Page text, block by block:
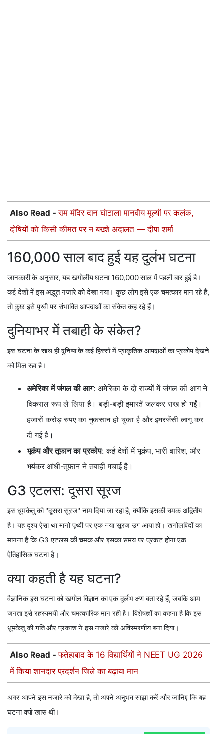
Also Read -राम मंदिर दान घोटाला मानवीय मूल्यों पर कलंक,
दोषियों को किसी कीमत पर न बख्शे अदालत — दीपा शर्मा
160,000 साल बाद हुई यह दुर्लभ घटना
जानकारी के अनुसार, यह खगोलीय घटना 160,000 साल में पहली बार हुई है।
कई देशों में इस अद्भुत नजारे को देखा गया। कुछ लोग इसे एक चमत्कार मान रहे हैं,
तो कुछ इसे पृथ्वी पर संभावित आपदाओं का संकेत कह रहे हैं।
दुनियाभर में तबाही के संकेत?
इस घटना के साथ ही दुनिया के कई हिस्सों में प्राकृतिक आपदाओं का प्रकोप देखने
को मिल रहा है।
अमेरिका में जंगल की आग: अमेरिका के दो राज्यों में जंगल की आग ने
विकराल रूप ले लिया है। बड़ी-बड़ी इमारतें जलकर राख हो गईं।
हजारों करोड़ रुपए का नुकसान हो चुका है और इमरजेंसी लागू कर
दी गई है।
भूकंप और तूफान का प्रकोप: कई देशों में भूकंप, भारी बारिश, और
भयंकर आंधी-तूफान ने तबाही मचाई है।
G3 एटलस: दूसरा सूरज
इस धूमकेतु को "दूसरा सूरज" नाम दिया जा रहा है, क्योंकि इसकी चमक अद्वितीय
है। यह दृश्य ऐसा था मानो पृथ्वी पर एक नया सूरज उग आया हो। खगोलविदों का
मानना है कि G3 एटलस की चमक और इसका समय पर प्रकट होना एक
ऐतिहासिक घटना है।
क्या कहती है यह घटना?
वैज्ञानिक इस घटना को खगोल विज्ञान का एक दुर्लभ क्षण बता रहे हैं, जबकि आम
जनता इसे रहस्यमयी और चमत्कारिक मान रही है। विशेषज्ञों का कहना है कि इस
धूमकेतु की गति और प्रकाश ने इस नजारे को अविस्मरणीय बना दिया।
Also Read -फतेहाबाद के 16 विद्यार्थियों ने NEET UG 2026
में किया शानदार प्रदर्शन जिले का बढ़ाया मान
अगर आपने इस नजारे को देखा है, तो अपने अनुभव साझा करें और जानिए कि यह
घटना क्यों खास थी।